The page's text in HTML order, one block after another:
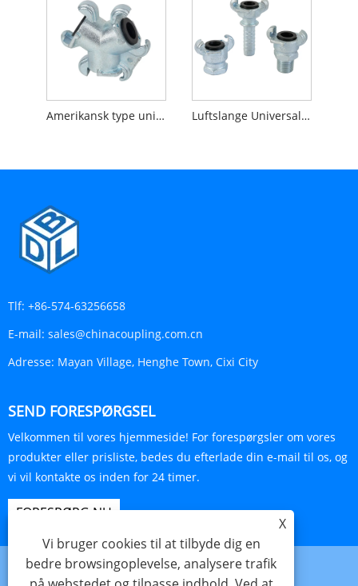
Amerikansk type universalkobling 3-vejs stik Luftslange Universal Kobling
Tlf: +86-574-63256658
E-mail: sales@chinacoupling.com.cn
Adresse: Mayan Village, Henghe Town, Cixi City
SEND FORESPØRGSEL
Velkommen til vores hjemmeside! For forespørgsler om vores
produkter eller prisliste, bedes du efterlade din e-mail til os, og
vi vil kontakte os inden for 24 timer.
FORESPØRG NU
X
Vi bruger cookies til at tilbyde dig en
bedre browsingoplevelse, analysere trafik